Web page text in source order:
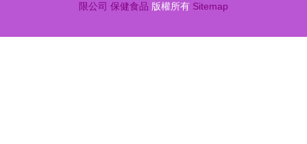
限公司 保健食品 版權所有 Sitemap